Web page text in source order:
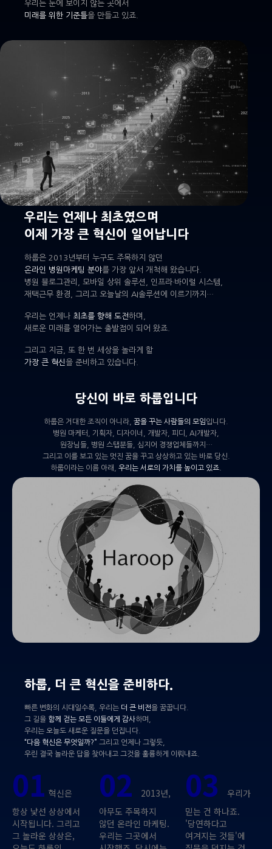
우리는 눈에 보이지 않는 곳에서
미래를 위한 기준틀을 만들고 있죠.
우리는 언제나 최초였으며
이제 가장 큰 혁신이 일어납니다
하룹은 2013년부터 누구도 주목하지 않던
온라인 병원마케팅 분야를 가장 앞서 개척해 왔습니다.
병원 블로그관리, 모바일 상위 솔루션, 인프라·바이럴 시스템,
재택근무 환경, 그리고 오늘날의 AI솔루션에 이르기까지…
우리는 언제나 최초를 향해 도전하며,
새로운 미래를 열어가는 출발점이 되어 왔죠.
그리고 지금, 또 한 번 세상을 놀라게 할
가장 큰 혁신을 준비하고 있습니다.
당신이 바로 하룹입니다
하룹은 거대한 조직이 아니라, 꿈을 꾸는 사람들의 모임입니다.
병원 마케터, 기획자, 디자이너, 개발자, 피디, AI개발자,
원장님들, 병원 스탭분들, 심지어 경쟁업체들까지…
그리고 이를 보고 있는 멋진 꿈을 꾸고 상상하고 있는 바로 당신.
하룹이라는 이름 아래, 우리는 서로의 가치를 높이고 있죠.
하룹, 더 큰 혁신을 준비하다.
빠른 변화의 시대일수록, 우리는 더 큰 비전을 꿈꿉니다.
그 길을 함께 걷는 모든 이들에게 감사하며,
우리는 오늘도 새로운 질문을 던집니다.
“다음 혁신은 무엇일까?” 그리고 언제나 그렇듯,
우린 결국 놀라운 답을 찾아내고 그것을 훌륭하게 이뤄내죠.
01 혁신은
항상 낯선 상상에서
시작됩니다. 그리고
그 놀라운 상상은,
02
2013년,
아무도 주목하지
않던 온라인 마케팅.
우리는 그곳에서
03우리가
믿는 건 하나죠.
'당연하다고
여겨지는 것들'에